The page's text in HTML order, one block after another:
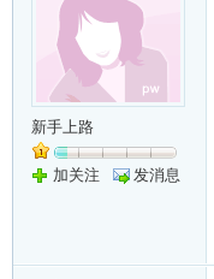
新手上路
加关注 发消息